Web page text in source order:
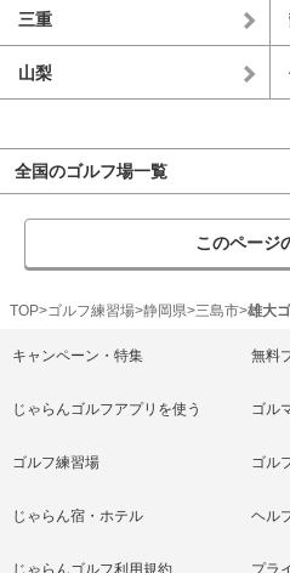
三重
山梨
全国のゴルフ場一覧
このページ
TOP ゴルフ練習場 静岡県 三島市 雄大
キャンペーン・特集 無料
じゃらんゴルフアプリを使う ゴル
ゴルフ練習場 ゴル
じゃらん宿・ホテル ヘル